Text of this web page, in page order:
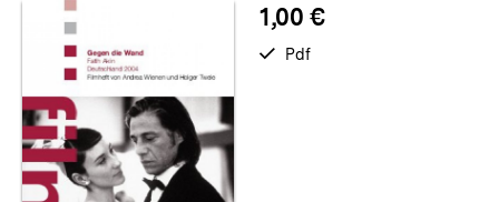
1,00 €
verfügbar
Pdf